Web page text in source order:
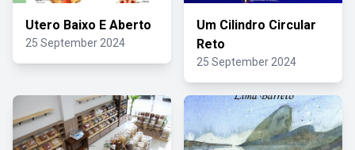
Utero Baixo E Aberto
25 September 2024
Um Cilindro Circular
Reto
25 September 2024